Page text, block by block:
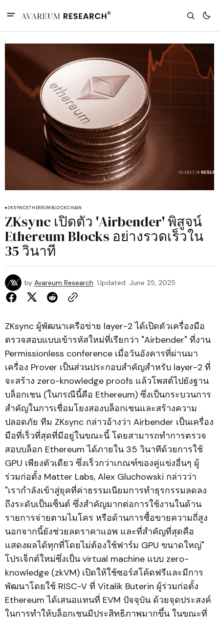
ZKSYNCETHEREUMBLOCKCHAIN
ZKsync เปิดตัว 'Airbender' พิสูจน์
Ethereum Blocks อย่างรวดเร็วใน
35 วินาที
by Avareum Research Updated June 25, 2025
ZKsync ผู้พัฒนาเครือข่าย layer-2 ได้เปิดตัวเครื่องมือ
ตรวจสอบแบบเข้ารหัสใหม่ที่เรียกว่า "Airbender" ที่งาน
Permissionless conference เมื่อวันอังคารที่ผ่านมา
เครื่อง Prover เป็นส่วนประกอบสำคัญสำหรับ layer-2 ที่
จะสร้าง zero-knowledge proofs แล้วโพสต์ไปยังฐาน
บล็อกเชน (ในกรณีนี้คือ Ethereum) ซึ่งเป็นกระบวนการ
สำคัญในการเชื่อมโยงสองบล็อกเชนและสร้างความ
ปลอดภัย ทีม ZKsync กล่าวอ้างว่า Airbender เป็นเครื่อง
มือที่เร็วที่สุดที่มีอยู่ในขณะนี้ โดยสามารถทำการตรวจ
สอบบล็อก Ethereum ได้ภายใน 35 วินาทีด้วยการใช้
GPU เพียงตัวเดียว ซึ่งเร็วกว่าเกณฑ์ของคู่แข่งอื่นๆ ผู้
ร่วมก่อตั้ง Matter Labs, Alex Gluchowski กล่าวว่า
"เรากำลังเข้าสู่ยุคที่ค่าธรรมเนียมการทำธุรกรรมลดลง
ถึงระดับเป็นเซ็นต์ ซึ่งสำคัญมากต่อการใช้งานในด้าน
รายการจ่ายตามไมโคร หรือด้านการซื้อขายความถี่สูง
นอกจากนี้ยังช่วยลดราคาแอพ และที่สำคัญที่สุดคือ
แสดงผลได้ทุกที่โดยไม่ต้องใช้ฟาร์ม GPU ขนาดใหญ่"
โปรเจ็กต์ใหม่ซึ่งเป็น virtual machine แบบ zero-
knowledge (zkVM) เปิดให้ใช้ซอร์สโค้ดฟรีและมีการ
พัฒนาโดยใช้ RISC-V ที่ Vitalik Buterin ผู้ร่วมก่อตั้ง
Ethereum ได้เสนอแทนที่ EVM ปัจจุบัน ด้วยจุดประสงค์
ในการทำให้บล็อกเชนมีประสิทธิภาพมากขึ้น ในขณะที่